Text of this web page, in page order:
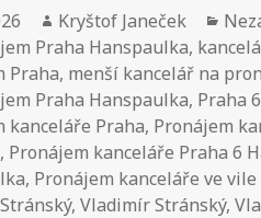
Autor:
Kryštof Janeček
Praha Hanspaulka,
Praha, menší kancelář na
Praha Hanspaulka, Praha
kanceláře Praha, Pronájem
, Pronájem kanceláře Praha 6
, Pronájem kanceláře ve
,Vladimír Stránský,